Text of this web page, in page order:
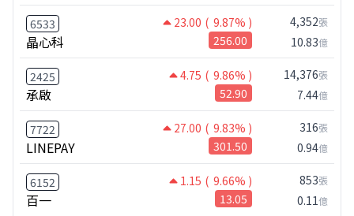
6533 23.00 ( 9.87% )
晶心科 256.00
4,352張
10.83億
2425 4.75 ( 9.86% )
承啟 52.90
14,376張
7.44億
7722 27.00 ( 9.83% )
LINEPAY 301.50
316張
0.94億
6152 1.15 ( 9.66% )
百一 13.05
853張
0.11億